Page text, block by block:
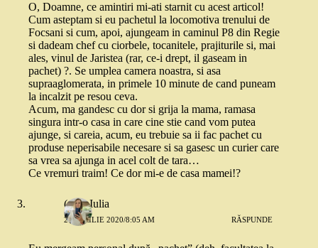
O, Doamne, ce amintiri mi-ati starnit cu acest articol!
Cum asteptam si eu pachetul la locomotiva trenului de
Focsani si cum, apoi, ajungeam in caminul P8 din Regie
si dadeam chef cu ciorbele, tocanitele, prajiturile si, mai
ales, vinul de Jaristea (rar, ce-i drept, il gaseam in
pachet) ?. Se umplea camera noastra, si asa
supraaglomerata, in primele 10 minute de cand puneam
la incalzit pe resou ceva.
Acum, ma gandesc cu dor si grija la mama, ramasa
singura intr-o casa in care cine stie cand vom putea
ajunge, si careia, acum, eu trebuie sa ii fac pachet cu
produse neperisabile necesare si sa gasesc un curier care
sa vrea sa ajunga in acel colt de tara…
Ce vremuri traim! Ce dor mi-e de casa mamei!?
(alta) Iulia
23 APRILIE 2020/8:05 AM RĂSPUNDE